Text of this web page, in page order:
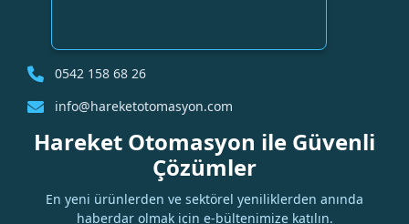
0542 158 68 26
info@hareketotomasyon.com
Hareket Otomasyon ile Güvenli
Çözümler
En yeni ürünlerden ve sektörel yeniliklerden anında
haberdar olmak için e-bültenimize katılın.